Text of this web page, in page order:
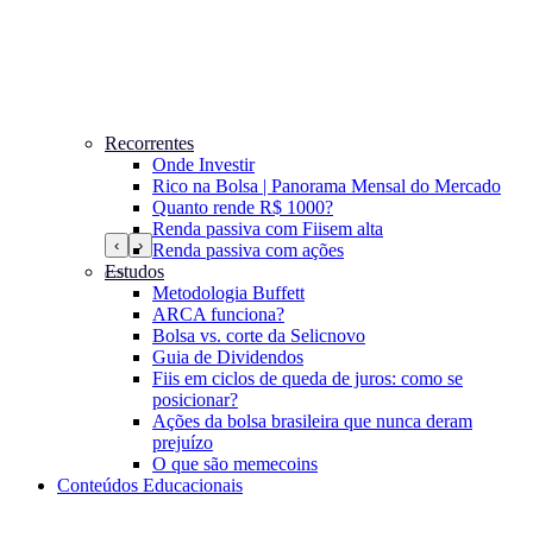
‹ ›
Recorrentes
Onde Investir
Rico na Bolsa | Panorama Mensal do Mercado
Quanto rende R$ 1000?
Renda passiva com Fiisem alta
Renda passiva com ações
Estudos
Metodologia Buffett
ARCA funciona?
Bolsa vs. corte da Selicnovo
Guia de Dividendos
Fiis em ciclos de queda de juros: como se
posicionar?
Ações da bolsa brasileira que nunca deram
prejuízo
O que são memecoins
Conteúdos Educacionais